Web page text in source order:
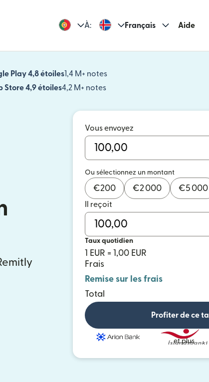
À: Français Aide
Play 4,8 étoiles1,4 M+ notes
Store 4,9 étoiles4,2 M+ notes
(s'ouvre dans une nouvelle
Vous envoyez
Ou sélectionnez un montant
€200 €2 000 €5 000
Il reçoit
Taux quotidien
1 EUR = 1,00 EUR
Frais
Remise sur les frais
Total
Profiter de ce
et plus